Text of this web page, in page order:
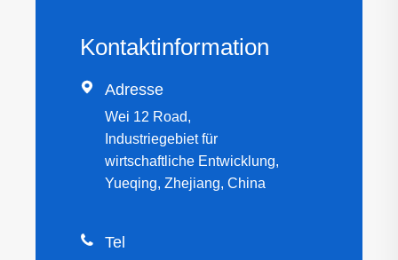
Kontaktinformation
 Adresse
Wei 12 Road,
Industriegebiet für
wirtschaftliche Entwicklung,
Yueqing, Zhejiang, China
 Tel